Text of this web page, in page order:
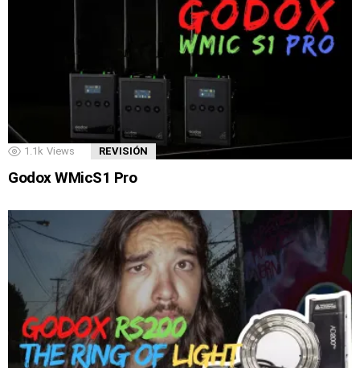
1.1k Views REVISIÓN
Godox WMicS1 Pro